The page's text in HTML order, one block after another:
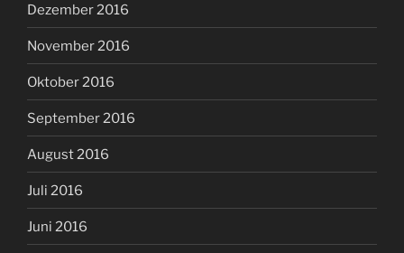
Dezember 2016
November 2016
Oktober 2016
September 2016
August 2016
Juli 2016
Juni 2016